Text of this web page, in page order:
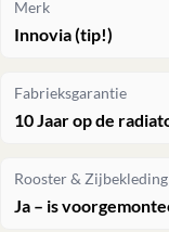
Merk
Innovia (tip!)
Fabrieksgarantie
10 Jaar op de
Rooster & Zijbekleding
Ja – is